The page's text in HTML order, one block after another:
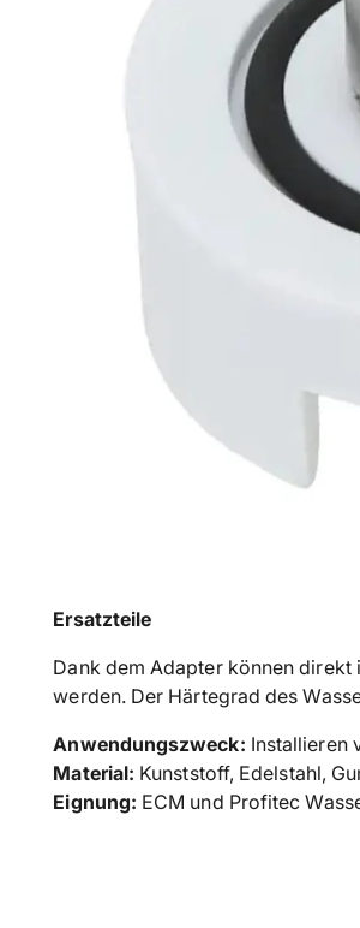
Ersatzteile
Dank dem Adapter können direkt
werden. Der Härtegrad des
Anwendungszweck: Installieren
Material: Kunststoff, Edelstahl,
Eignung: ECM und Profitec